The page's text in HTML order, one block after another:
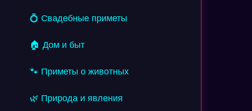
💍 Свадебные приметы
🏠 Дом и быт
🐾 Приметы о животных
🌿 Природа и явления